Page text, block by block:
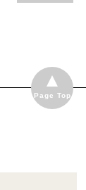
Page Top